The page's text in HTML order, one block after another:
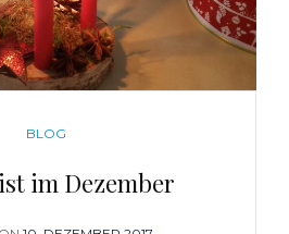
CATEGORIES
BLOG
im Dezember